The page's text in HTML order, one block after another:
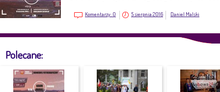
Komentarzy: 0 5 sierpnia 2016 Daniel Malski
Polecane: